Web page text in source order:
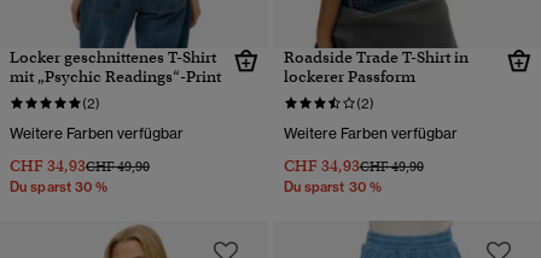
Locker geschnittenes T-Shirt
mit „Psychic Readings“-Print
(2)
Weitere Farben verfügbar
CHF 34,93Preis wurde reduziert von
CHF 49,90bis
Du sparst 30 %
Roadside Trade T-Shirt in
lockerer Passform
(2)
Weitere Farben verfügbar
CHF 34,93Preis wurde reduziert von
CHF 49,90bis
Du sparst 30 %